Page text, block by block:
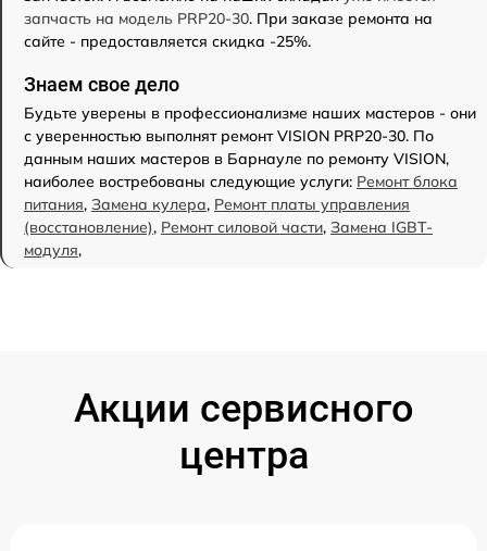
запчасть на модель PRP20-30. При заказе ремонта на
сайте - предоставляется скидка -25%.
Знаем свое дело
Будьте уверены в профессионализме наших мастеров - они
с уверенностью выполнят ремонт VISION PRP20-30. По
данным наших мастеров в Барнауле по ремонту VISION,
наиболее востребованы следующие услуги: Ремонт блока
питания, Замена кулера, Ремонт платы управления
(восстановление), Ремонт силовой части, Замена IGBT-
модуля,
Акции сервисного
центра